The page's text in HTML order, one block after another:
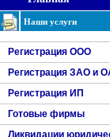
Наши услуги
Регистрация ООО
Регистрация ЗАО и
Регистрация ИП
Готовые фирмы
Ликвидации